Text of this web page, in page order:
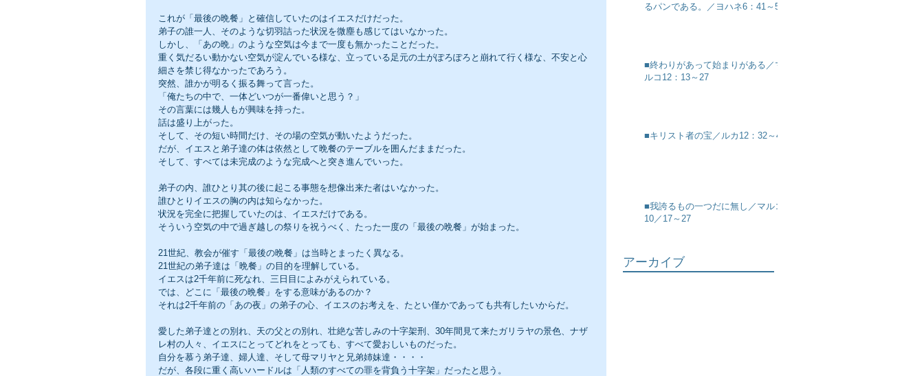
これが「最後の晩餐」と確信していたのはイエスだけだった。
弟子の誰一人、そのような切羽詰った状況を微塵も感じてはいなかった。
しかし、「あの晩」のような空気は今まで一度も無かったことだった。
重く気だるい動かない空気が淀んでいる様な、立っている足元の土がぽろぽろと崩れて行く様な、不安と心
細さを禁じ得なかったであろう。
突然、誰かが明るく振る舞って言った。
「俺たちの中で、一体どいつが一番偉いと思う？」
その言葉には幾人もが興味を持った。
話は盛り上がった。
そして、その短い時間だけ、その場の空気が動いたようだった。
だが、イエスと弟子達の体は依然として晩餐のテーブルを囲んだままだった。
そして、すべては未完成のような完成へと突き進んでいった。
弟子の内、誰ひとり其の後に起こる事態を想像出来た者はいなかった。
誰ひとりイエスの胸の内は知らなかった。
状況を完全に把握していたのは、イエスだけである。
そういう空気の中で過ぎ越しの祭りを祝うべく、たった一度の「最後の晩餐」が始まった。
21世紀、教会が催す「最後の晩餐」は当時とまったく異なる。
21世紀の弟子達は「晩餐」の目的を理解している。
イエスは2千年前に死なれ、三日目によみがえられている。
では、どこに「最後の晩餐」をする意味があるのか？
それは2千年前の「あの夜」の弟子の心、イエスのお考えを、たとい僅かであっても共有したいからだ。
愛した弟子達との別れ、天の父との別れ、壮絶な苦しみの十字架刑、30年間見て来たガリラヤの景色、ナザ
レ村の人々、イエスにとってどれをとっても、すべて愛おしいものだった。
自分を慕う弟子達、婦人達、そして母マリヤと兄弟姉妹達・・・・
だが、各段に重く高いハードルは「人類のすべての罪を背負う十字架」だったと思う。
るパンである。／ヨハネ6：41～51
■終わりがあって始まりがある／マ
ルコ12：13～27
■キリスト者の宝／ルカ12：32～40
■我誇るもの一つだに無し／マルコ
10／17～27
アーカイブ